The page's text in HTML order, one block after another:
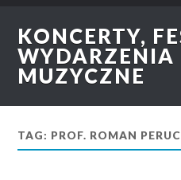
KONCERTY,
WYDARZENIA
MUZYCZNE
TAG: PROF. ROMAN